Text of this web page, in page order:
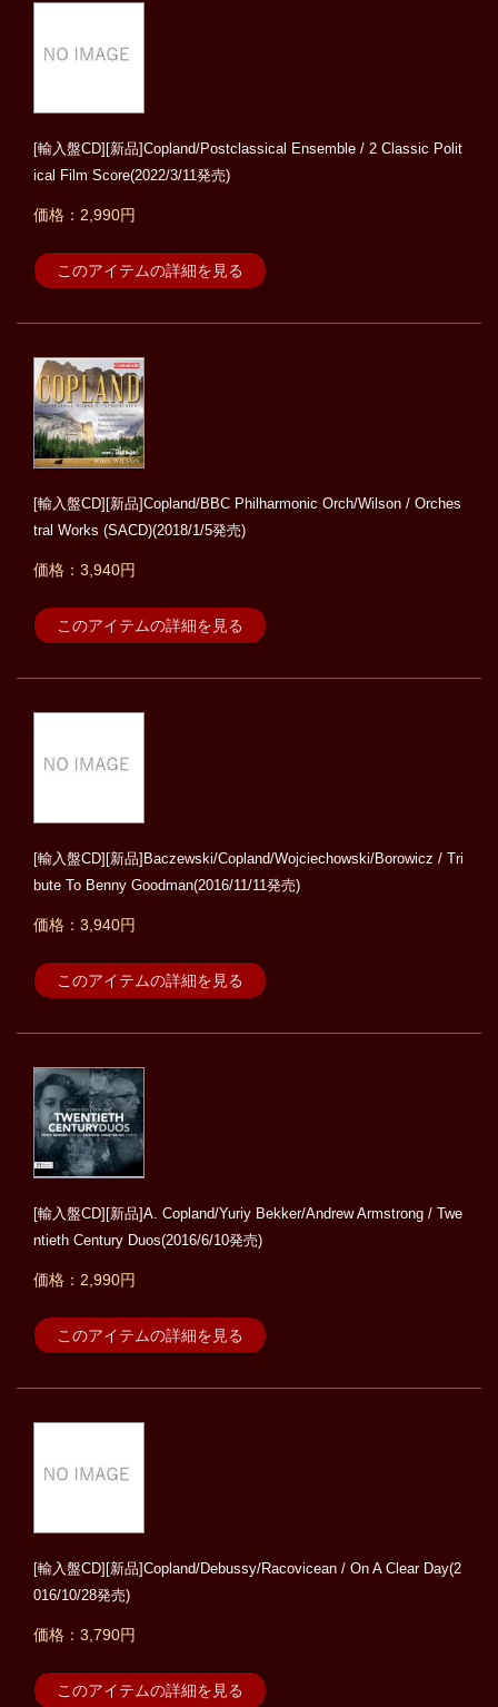
[輸入盤CD][新品]Copland/Postclassical Ensemble / 2 Classic Polit
ical Film Score(2022/3/11発売)
価格：2,990円
このアイテムの詳細を見る
[輸入盤CD][新品]Copland/BBC Philharmonic Orch/Wilson / Orches
tral Works (SACD)(2018/1/5発売)
価格：3,940円
このアイテムの詳細を見る
[輸入盤CD][新品]Baczewski/Copland/Wojciechowski/Borowicz / Tri
bute To Benny Goodman(2016/11/11発売)
価格：3,940円
このアイテムの詳細を見る
[輸入盤CD][新品]A. Copland/Yuriy Bekker/Andrew Armstrong / Twe
ntieth Century Duos(2016/6/10発売)
価格：2,990円
このアイテムの詳細を見る
[輸入盤CD][新品]Copland/Debussy/Racovicean / On A Clear Day(2
016/10/28発売)
価格：3,790円
このアイテムの詳細を見る